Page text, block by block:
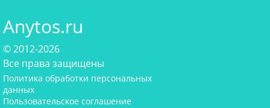
Anytos.ru
© 2012-2026
Все права защищены
Политика обработки персональных
данных
Пользовательское соглашение